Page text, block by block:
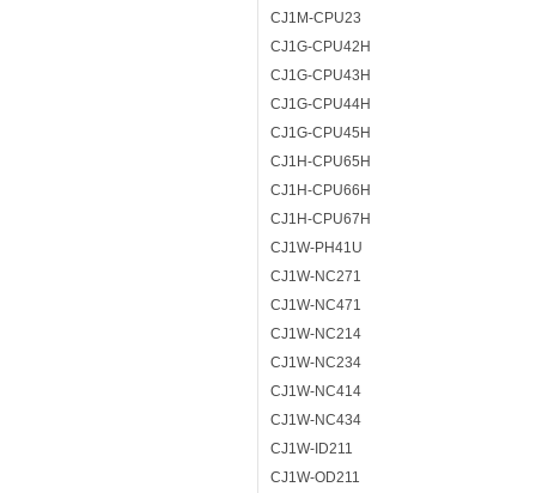
CJ1M-CPU23
CJ1G-CPU42H
CJ1G-CPU43H
CJ1G-CPU44H
CJ1G-CPU45H
CJ1H-CPU65H
CJ1H-CPU66H
CJ1H-CPU67H
CJ1W-PH41U
CJ1W-NC271
CJ1W-NC471
CJ1W-NC214
CJ1W-NC234
CJ1W-NC414
CJ1W-NC434
CJ1W-ID211
CJ1W-OD211